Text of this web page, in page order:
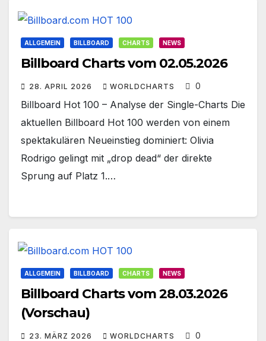
ALLGEMEIN BILLBOARD CHARTS NEWS
Billboard Charts vom 02.05.2026
28. APRIL 2026 WORLDCHARTS 0
Billboard Hot 100 – Analyse der Single-Charts Die
aktuellen Billboard Hot 100 werden von einem
spektakulären Neueinstieg dominiert: Olivia
Rodrigo gelingt mit „drop dead“ der direkte
Sprung auf Platz 1.…
ALLGEMEIN BILLBOARD CHARTS NEWS
Billboard Charts vom 28.03.2026
(Vorschau)
23. MÄRZ 2026 WORLDCHARTS 0